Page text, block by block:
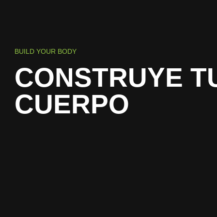
BUILD YOUR BODY
CONSTRUYE
CUERPO